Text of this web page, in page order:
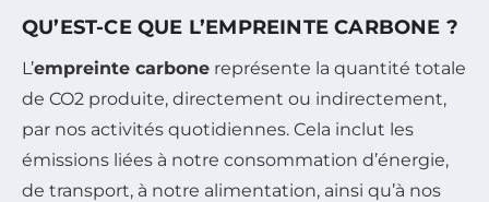
QU’EST-CE QUE L’EMPREINTE CARBONE ?
L’empreinte carbone représente la quantité totale
de CO2 produite, directement ou indirectement,
par nos activités quotidiennes. Cela inclut les
émissions liées à notre consommation d’énergie,
de transport, à notre alimentation, ainsi qu’à nos